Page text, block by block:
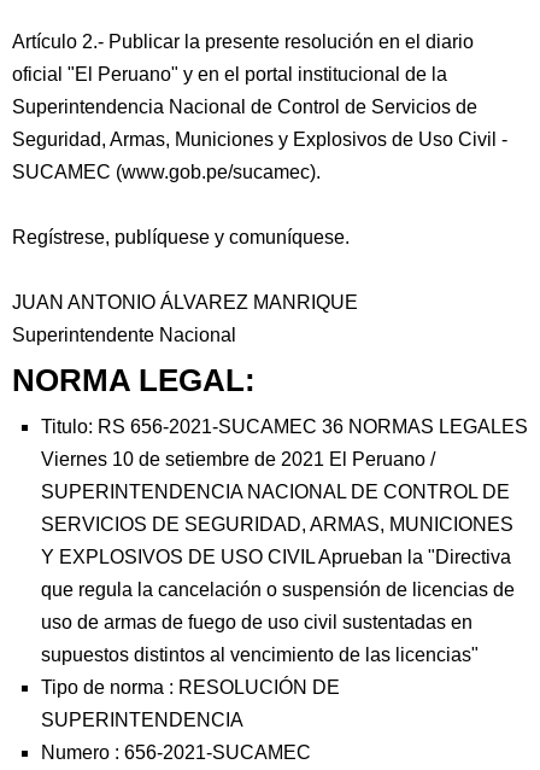
Artículo 2.- Publicar la presente resolución en el diario
oficial "El Peruano" y en el portal institucional de la
Superintendencia Nacional de Control de Servicios de
Seguridad, Armas, Municiones y Explosivos de Uso Civil -
SUCAMEC (www.gob.pe/sucamec).
Regístrese, publíquese y comuníquese.
JUAN ANTONIO ÁLVAREZ MANRIQUE
Superintendente Nacional
NORMA LEGAL:
Titulo: RS 656-2021-SUCAMEC 36 NORMAS LEGALES
Viernes 10 de setiembre de 2021 El Peruano /
SUPERINTENDENCIA NACIONAL DE CONTROL DE
SERVICIOS DE SEGURIDAD, ARMAS, MUNICIONES
Y EXPLOSIVOS DE USO CIVIL Aprueban la "Directiva
que regula la cancelación o suspensión de licencias de
uso de armas de fuego de uso civil sustentadas en
supuestos distintos al vencimiento de las licencias"
Tipo de norma : RESOLUCIÓN DE
SUPERINTENDENCIA
Numero : 656-2021-SUCAMEC